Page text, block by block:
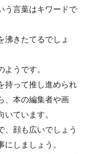
う言葉はキワードで
沸きたてるでしょ
うです。
持って推し進められ
、本の編集者や画
ています。
、顔も広いでしょう
しましょう。